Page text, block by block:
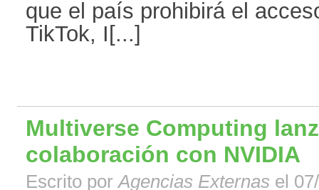
que el país prohibirá el
TikTok, I[...]
Multiverse Computing
colaboración con NVIDIA
Escrito porAgencias Externas el